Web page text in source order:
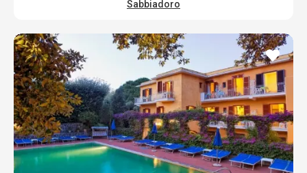
Sabbiadoro
dodaj
do